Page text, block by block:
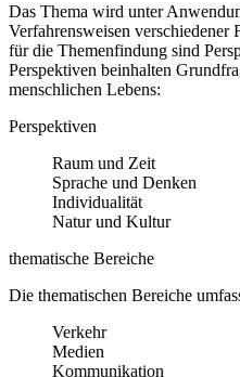
Das Thema wird unter
Verfahrensweisen verschiedener
für die Themenfindung sind
Perspektiven beinhalten
menschlichen Lebens:
Perspektiven
Raum und Zeit
Sprache und Denken
Individualität
Natur und Kultur
thematische Bereiche
Die thematischen Bereiche
Verkehr
Medien
Kommunikation